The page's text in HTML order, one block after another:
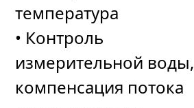
температура
• Контроль
измерительной воды,
компенсация потока